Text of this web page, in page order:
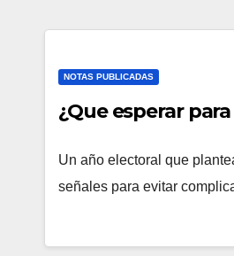
NOTAS PUBLICADAS
¿Que esperar para
Un año electoral que
señales para evitar